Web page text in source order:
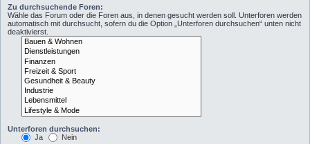
Zu durchsuchende Foren:
Wähle das Forum oder die Foren aus, in denen gesucht werden soll. Unterforen werden
automatisch mit durchsucht, sofern du die Option „Unterforen durchsuchen“ unten nicht
deaktivierst.
Unterforen durchsuchen:
Ja
Nein